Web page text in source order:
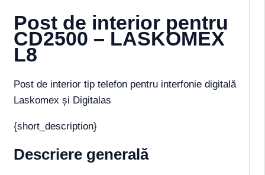
Post de interior pentru
CD2500 – LASKOMEX
L8
Post de interior tip telefon pentru interfonie digitală
Laskomex și Digitalas
{short_description}
Descriere generală